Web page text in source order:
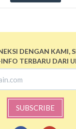
DENGAN KAMI,
TERBARU DARI
SUBSCRIBE